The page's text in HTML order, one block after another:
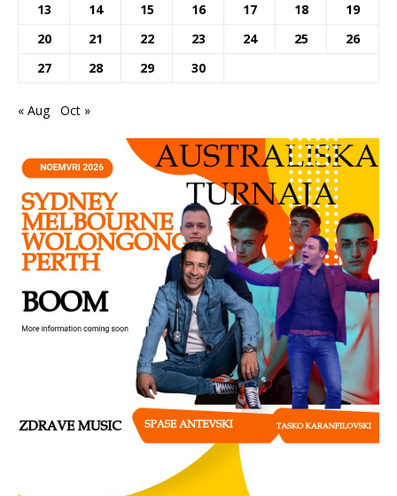
13
14 15 16 17 18
19
20
21 22 23 24 25
26
27
28 29 30
« Aug Oct »